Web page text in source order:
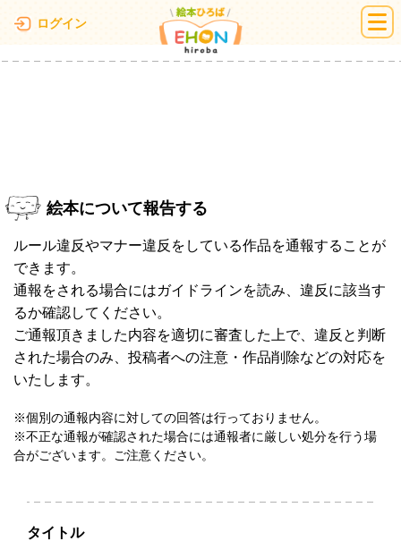
ログイン 絵本ひろば
絵本について報告する
ルール違反やマナー違反をしている作品を通報することが
できます。
通報をされる場合にはガイドラインを読み、違反に該当す
るか確認してください。
ご通報頂きました内容を適切に審査した上で、違反と判断
された場合のみ、投稿者への注意・作品削除などの対応を
いたします。
※個別の通報内容に対しての回答は行っておりません。
※不正な通報が確認された場合には通報者に厳しい処分を行う場
合がございます。ご注意ください。
タイトル